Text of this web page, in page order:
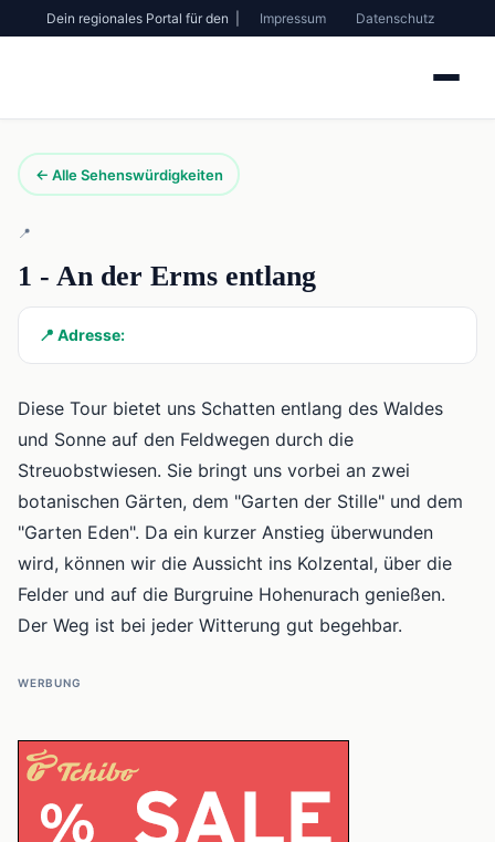
Dein regionales Portal für den | Impressum Datenschutz
← Alle Sehenswürdigkeiten
📍
1 - An der Erms entlang
📍 Adresse:
Diese Tour bietet uns Schatten entlang des Waldes
und Sonne auf den Feldwegen durch die
Streuobstwiesen. Sie bringt uns vorbei an zwei
botanischen Gärten, dem "Garten der Stille" und dem
"Garten Eden". Da ein kurzer Anstieg überwunden
wird, können wir die Aussicht ins Kolzental, über die
Felder und auf die Burgruine Hohenurach genießen.
Der Weg ist bei jeder Witterung gut begehbar.
WERBUNG